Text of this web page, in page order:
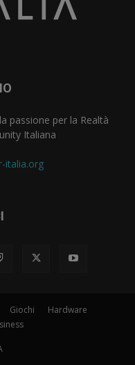
passione per la Realtà
Italiana
italia.org
Giochi
Hardware